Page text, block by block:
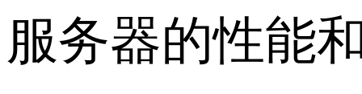
服务器的性能